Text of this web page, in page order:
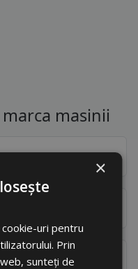
masinii
×
uri pentru
Prin
sunteți de